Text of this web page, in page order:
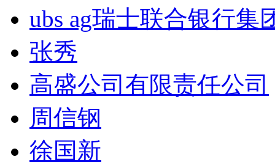
ubs ag瑞士联合银行集
张秀
高盛公司有限责任公司
周信钢
徐国新